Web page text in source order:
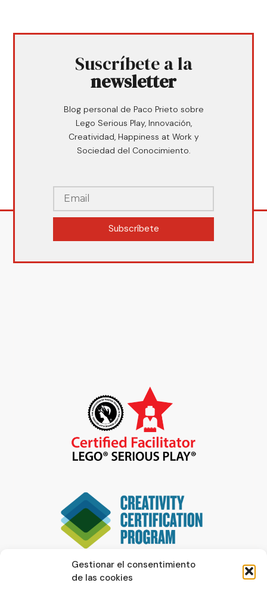
Gestionar el consentimiento
de las cookies
Suscríbete a la
newsletter
Blog personal de Paco Prieto sobre
Lego Serious Play, Innovación,
Creatividad, Happiness at Work y
Sociedad del Conocimiento.
Subscríbete